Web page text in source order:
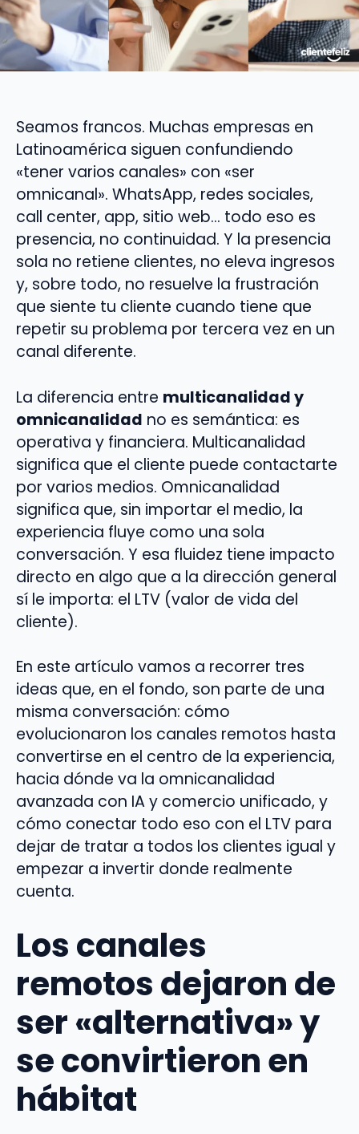
Seamos francos. Muchas empresas en
Latinoamérica siguen confundiendo
«tener varios canales» con «ser
omnicanal». WhatsApp, redes sociales,
call center, app, sitio web… todo eso es
presencia, no continuidad. Y la presencia
sola no retiene clientes, no eleva ingresos
y, sobre todo, no resuelve la frustración
que siente tu cliente cuando tiene que
repetir su problema por tercera vez en un
canal diferente.
La diferencia entre multicanalidad y
omnicanalidad no es semántica: es
operativa y financiera. Multicanalidad
significa que el cliente puede contactarte
por varios medios. Omnicanalidad
significa que, sin importar el medio, la
experiencia fluye como una sola
conversación. Y esa fluidez tiene impacto
directo en algo que a la dirección general
sí le importa: el LTV (valor de vida del
cliente).
En este artículo vamos a recorrer tres
ideas que, en el fondo, son parte de una
misma conversación: cómo
evolucionaron los canales remotos hasta
convertirse en el centro de la experiencia,
hacia dónde va la omnicanalidad
avanzada con IA y comercio unificado, y
cómo conectar todo eso con el LTV para
dejar de tratar a todos los clientes igual y
empezar a invertir donde realmente
cuenta.
Los canales
remotos dejaron de
ser «alternativa» y
se convirtieron en
hábitat